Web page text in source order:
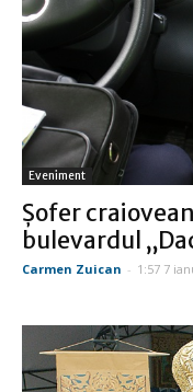
Eveniment
Şofer
bulevardul
Carmen Zuican - 1:57 7